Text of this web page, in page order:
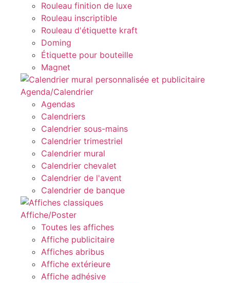
Rouleau finition de luxe
Rouleau inscriptible
Rouleau d'étiquette kraft
Doming
Étiquette pour bouteille
Magnet
Agenda/Calendrier
Agendas
Calendriers
Calendrier sous-mains
Calendrier trimestriel
Calendrier mural
Calendrier chevalet
Calendrier de l'avent
Calendrier de banque
Affiche/Poster
Toutes les affiches
Affiche publicitaire
Affiches abribus
Affiche extérieure
Affiche adhésive